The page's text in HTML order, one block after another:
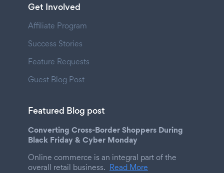
Get Involved
Affiliate Program
Success Stories
Feature Requests
Guest Blog Post
Featured Blog post
Converting Cross-Border Shoppers During
Black Friday & Cyber Monday
Online commerce is an integral part of the
overall retail business. Read More